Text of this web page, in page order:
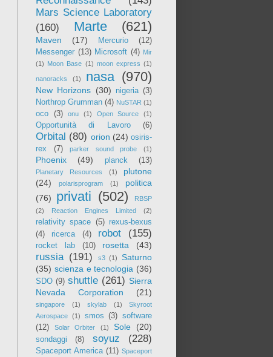
Mars Science Laboratory
(160)
Marte (621)
Maven (17) Mercurio
(12)
Messenger (13) Microsoft (4) Mir
(1) Moon Base (1) moon express (1)
nanoracks (1) nasa (970)
New Horizons (30) nigeria (3)
Northrop Grumman (4) NuSTAR (1)
oco (3) onu (1) Open Source (1)
Opportunità di Lavoro (6)
Orbital (80) orion (24) osiris-
rex
(7) parker sound probe (1)
Phoenix (49) planck (13)
Planetary Resources (1)
plutone
(24)
polarisprogram (1)
politica
(76)
privati (502)
RBSP
(2)
Reaction Engines Limited (2)
relativity space (5) rexus-bexus
(4)
ricerca (4) robot (155)
rocket lab (10) rosetta (43)
russia (191) s3 (1)
Saturno
(35) scienza e tecnologia (36)
SDO (9) shuttle (261) Sierra
Nevada Corporation
(21)
singapore (1) skylab (1)
Skyroot
Aerospace (1) smos (3) software
(12)
Solar Orbiter (1) Sole (20)
sondaggi (8) soyuz (228)
Spaceport America (11) Spaceport